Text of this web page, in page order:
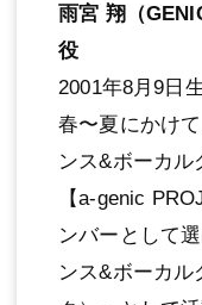
⾬宮 翔（
役
2001年8⽉9⽇
春〜夏にかけ
ンス&ボーカ
【a-genic
ンバーとして
ンス&ボーカル